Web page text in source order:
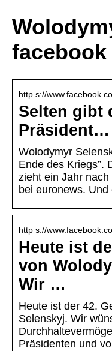
facebook
http s://
Selten gibt
Präsident…
Wolodymyr
Ende des Kriegs”.
zieht ein Jahr
bei euronews.
http s://
Heute ist
von
Wir …
Heute ist der 42.
Selenskyj. Wir
Präsidenten und